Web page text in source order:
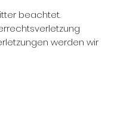
beachtet.
werden wir